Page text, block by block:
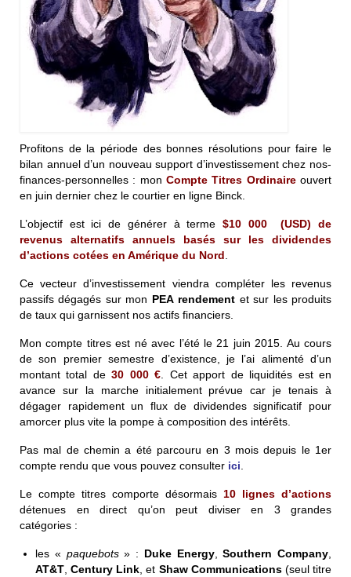
Profitons de la période des bonnes résolutions pour faire le
bilan annuel d’un nouveau support d’investissement chez nos-
finances-personnelles : mon Compte Titres Ordinaireouvert
en juin dernier chez le courtier en ligne Binck.
L’objectif est ici de générer à terme$10 000
(USD) de
revenus alternatifs annuels basés sur les dividendes
d’actions cotées en Amérique du Nord
Ce vecteur d’investissement viendra compléter les revenus
passifs dégagés sur mon PEA rendement et sur les produits
de taux qui garnissent nos actifs financiers.
Mon compte titres est né avec l’été le 21 juin 2015. Au cours
de son premier semestre d’existence, je l’ai alimenté d’un
montant total de30 000 € . Cet apport de liquidités est en
avance sur la marche initialement prévue car je tenais à
dégager rapidement un flux de dividendes significatif pour
amorcer plus vite la pompe à composition des intérêts.
Pas mal de chemin a été parcouru en 3 mois depuis le 1er
compte rendu que vous pouvez consulter ici
Le compte titres comporte désormais 10 lignes d’actions
détenues en direct qu’on peut diviser en 3 grandes
catégories :
les « paquebots» : Duke Energy,Southern Company
AT&T ,Century Link , et Shaw Communications(seul titre